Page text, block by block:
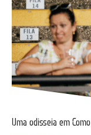
Uma odisseia em Como